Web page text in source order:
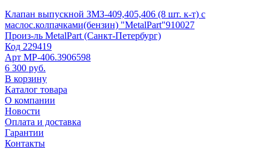
Клапан выпускной ЗМЗ-409,405,406 (8 шт. к-т) с
маслос.колпачками(бензин) "MetalPart"910027
Произ-ль MetalPart (Санкт-Петербург)
Код 229419
Арт МР-406.3906598
6 300 руб.
В корзину
Каталог товара
О компании
Новости
Оплата и доставка
Гарантии
Контакты